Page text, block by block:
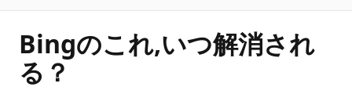
プ
Bingのこれ,いつ解消され
る？